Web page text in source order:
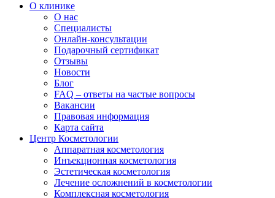
О клинике
О нас
Специалисты
Онлайн-консультации
Подарочный сертификат
Отзывы
Новости
Блог
FAQ – ответы на частые вопросы
Вакансии
Правовая информация
Карта сайта
Центр Косметологии
Аппаратная косметология
Инъекционная косметология
Эстетическая косметология
Лечение осложнений в косметологии
Комплексная косметология